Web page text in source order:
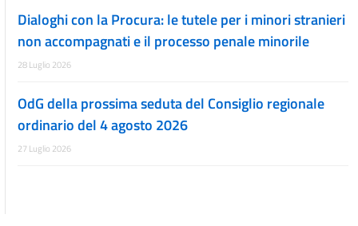
Dialoghi con la Procura: le tutele per i minori stranieri
non accompagnati e il processo penale minorile
28 Luglio 2026
OdG della prossima seduta del Consiglio regionale
ordinario del 4 agosto 2026
27 Luglio 2026